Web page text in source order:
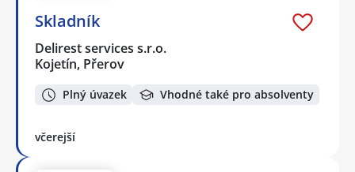
Skladník
Delirest services s.r.o.
Kojetín, Přerov
Plný úvazek Vhodné také pro absolventy
včerejší